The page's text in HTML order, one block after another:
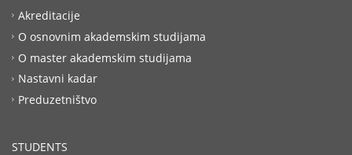
Akreditacije
O osnovnim akademskim studijama
O master akademskim studijama
Nastavni kadar
Preduzetništvo
STUDENTS